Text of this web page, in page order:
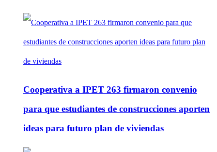
Cooperativa a IPET 263 firmaron convenio
para que estudiantes de construcciones aporten
ideas para futuro plan de viviendas